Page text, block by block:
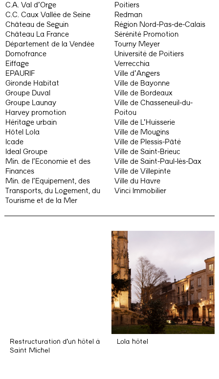
C.A. Val d’Orge
C.C. Caux Vallée de Seine
Château de Seguin
Château La France
Département de la Vendée
Domofrance
Eiffage
EPAURIF
Gironde Habitat
Groupe Duval
Groupe Launay
Harvey promotion
Héritage urbain
Hôtel Lola
Icade
Ideal Groupe
Min. de l’Economie et des
Finances
Min. de l’Equipement, des
Transports, du Logement, du
Tourisme et de la Mer
Poitiers
Redman
Région Nord-Pas-de-Calais
Sérénité Promotion
Tourny Meyer
Université de Poitiers
Verrecchia
Ville d’Angers
Ville de Bayonne
Ville de Bordeaux
Ville de Chasseneuil-du-
Poitou
Ville de L’Huisserie
Ville de Mougins
Ville de Plessis-Pâté
Ville de Saint-Brieuc
Ville de Saint-Paul-lès-Dax
Ville de Villepinte
Ville du Havre
Vinci Immobilier
Restructuration d’un hôtel à
Saint Michel
Lola hôtel